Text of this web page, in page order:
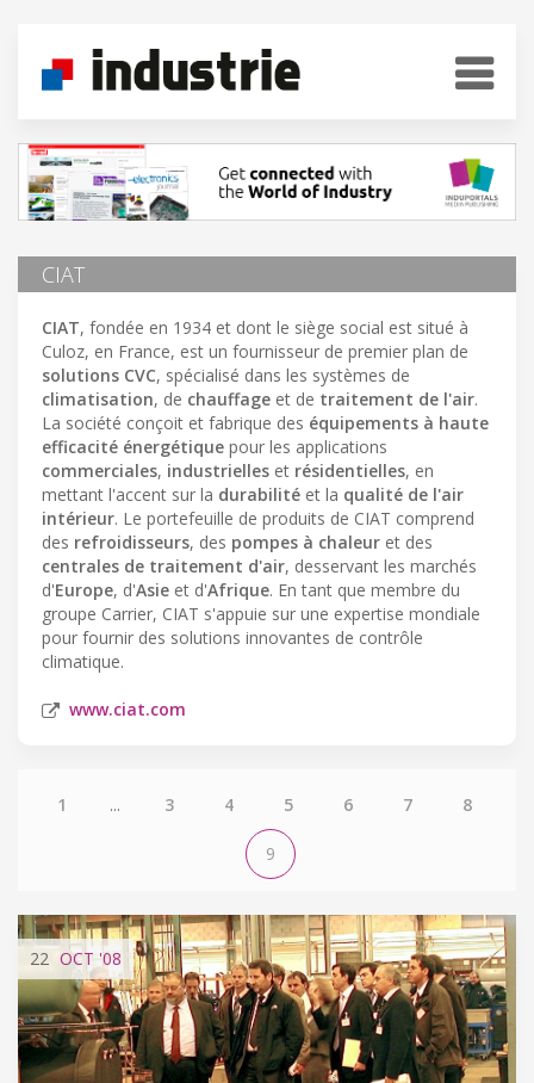
CIAT
CIAT, fondée en 1934 et dont le siège social est situé à
Culoz, en France, est un fournisseur de premier plan de
solutions CVC, spécialisé dans les systèmes de
climatisation, de chauffage et de traitement de l'air.
La société conçoit et fabrique des équipements à haute
efficacité énergétique pour les applications
commerciales, industrielles et résidentielles, en
mettant l'accent sur la durabilité et la qualité de l'air
intérieur. Le portefeuille de produits de CIAT comprend
des refroidisseurs, des pompes à chaleur et des
centrales de traitement d'air, desservant les marchés
d'Europe, d'Asie et d'Afrique. En tant que membre du
groupe Carrier, CIAT s'appuie sur une expertise mondiale
pour fournir des solutions innovantes de contrôle
climatique.
www.ciat.com
1 ... 3 4 5 6 7 8
9
22 OCT'08